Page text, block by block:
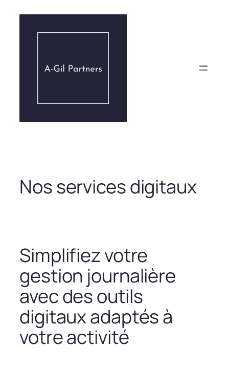
contenu
Nos services digitaux
Simplifiez votre
gestion journalière
avec des outils
digitaux adaptés à
votre activité